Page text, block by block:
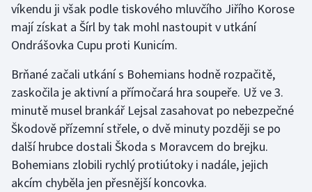
Lezení
Lyže a snowboard
Moderní pětiboj
Motorsport
Olympijské hry
Parasport
víkendu ji však podle tiskového mluvčího Jiřího Korose
mají získat a Šírl by tak mohl nastoupit v utkání
Ondrášovka Cupu proti Kunicím.
Brňané začali utkání s Bohemians hodně rozpačitě,
zaskočila je aktivní a přímočará hra soupeře. Už ve 3.
minutě musel brankář Lejsal zasahovat po nebezpečné
Škodově přízemní střele, o dvě minuty později se po
další hrubce dostali Škoda s Moravcem do brejku.
Bohemians zlobili rychlý protiútoky i nadále, jejich
akcím chyběla jen přesnější koncovka.